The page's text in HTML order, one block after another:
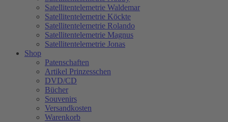
Satellitentelemetrie Waldemar
Satellitentelemetrie Köckte
Satellitentelemetrie Rolando
Satellitentelemetrie Magnus
Satellitentelemetrie Jonas
Shop
Patenschaften
Artikel Prinzesschen
DVD/CD
Bücher
Souvenirs
Versandkosten
Warenkorb